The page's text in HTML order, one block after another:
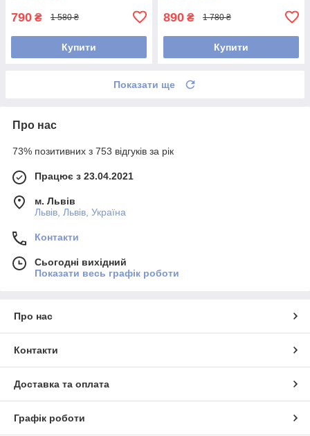
790 ₴ 1 580 ₴
Купити
890 ₴ 1 780 ₴
Купити
Показати ще
Про нас
73% позитивних з 753 відгуків за рік
Працює з 23.04.2021
м. Львів
Львів, Львів, Україна
Контакти
Сьогодні вихідний
Показати весь графік роботи
Про нас
Контакти
Доставка та оплата
Графік роботи